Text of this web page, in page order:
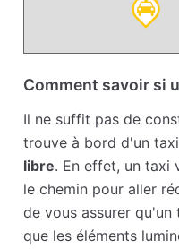
Comment savoir si
Il ne suffit pas de
trouve à bord d'un
libre. En effet, un taxi
le chemin pour aller
de vous assurer
que les éléments